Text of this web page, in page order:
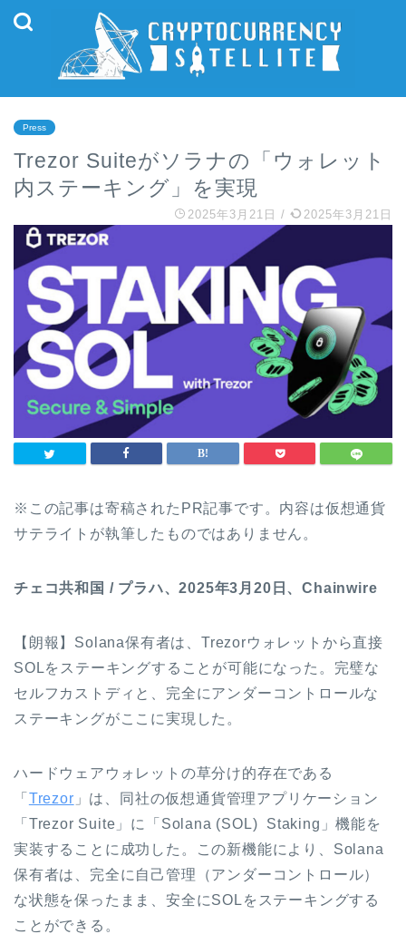
Press
Trezor Suiteがソラナの「ウォレット
内ステーキング」を実現
2025年3月21日 / 2025年3月21日
※この記事は寄稿されたPR記事です。内容は仮想通貨
サテライトが執筆したものではありません。
チェコ共和国 / プラハ、2025年3月20日、Chainwire
【朗報】Solana保有者は、Trezorウォレットから直接
SOLをステーキングすることが可能になった。完璧な
セルフカストディと、完全にアンダーコントロールな
ステーキングがここに実現した。
ハードウェアウォレットの草分け的存在である
「 Trezor 」は、同社の仮想通貨管理アプリケーション
「Trezor Suite」に「Solana (SOL) Staking」機能を
実装することに成功した。この新機能により、Solana
保有者は、完全に自己管理（アンダーコントロール）
な状態を保ったまま、安全にSOLをステーキングする
ことができる。